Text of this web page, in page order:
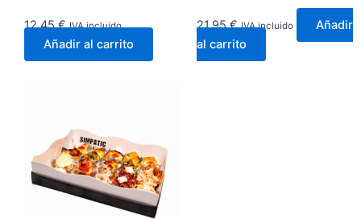
12,45€ IVA incluido
Añadir al carrito
21,95€ IVA incluido
Añadir
al carrito